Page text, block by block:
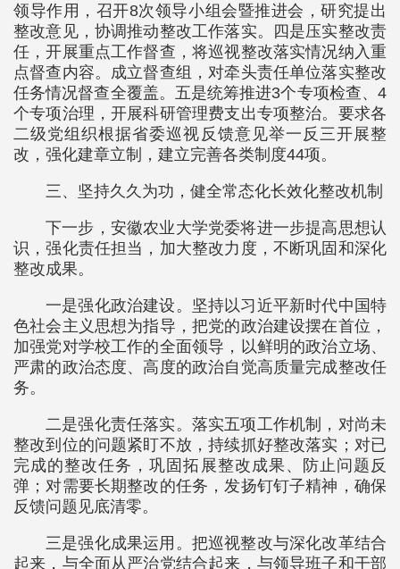
领导作用，召开8次领导小组会暨推进会，研究提出
整改意见，协调推动整改工作落实。四是压实整改责
任，开展重点工作督查，将巡视整改落实情况纳入重
点督查内容。成立督查组，对牵头责任单位落实整改
任务情况督查全覆盖。五是统筹推进3个专项检查、4
个专项治理，开展科研管理费支出专项整治。要求各
二级党组织根据省委巡视反馈意见举一反三开展整
改，强化建章立制，建立完善各类制度44项。
三、坚持久久为功，健全常态化长效化整改机制
下一步，安徽农业大学党委将进一步提高思想认
识，强化责任担当，加大整改力度，不断巩固和深化
整改成果。
一是强化政治建设。坚持以习近平新时代中国特
色社会主义思想为指导，把党的政治建设摆在首位，
加强党对学校工作的全面领导，以鲜明的政治立场、
严肃的政治态度、高度的政治自觉高质量完成整改任
务。
二是强化责任落实。落实五项工作机制，对尚未
整改到位的问题紧盯不放，持续抓好整改落实；对已
完成的整改任务，巩固拓展整改成果、防止问题反
弹；对需要长期整改的任务，发扬钉钉子精神，确保
反馈问题见底清零。
三是强化成果运用。把巡视整改与深化改革结合
起来，与全面从严治党结合起来，与领导班子和干部